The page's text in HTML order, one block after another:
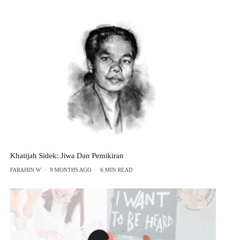
Khatijah Sidek: Jiwa Dan Pemikiran
FARAHIN W · 9 MONTHS AGO · 6 MIN READ